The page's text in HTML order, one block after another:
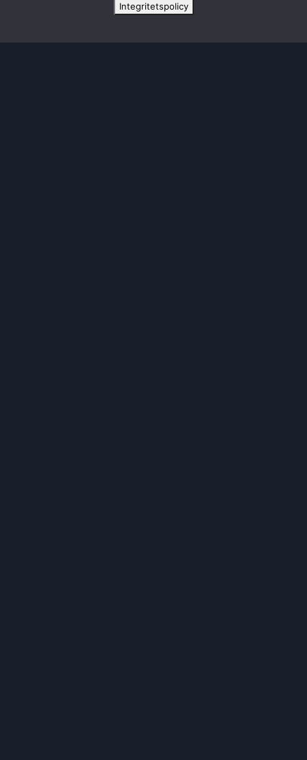
Integritetspolicy